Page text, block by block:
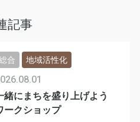
記事
緒にまちを盛り上げよう
ークショップ
合 地域活性化